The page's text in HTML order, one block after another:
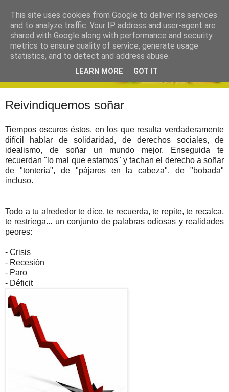
Reivindiquemos soñar
Tiempos oscuros éstos, en los que resulta verdaderamente
difícil hablar de solidaridad, de derechos sociales, de
idealismo, de soñar un mundo mejor. Enseguida te
recuerdan "lo mal que estamos" y tachan el derecho a soñar
de "tontería", de "pájaros en la cabeza", de "bobada"
incluso.
Todo a tu alrededor te dice, te recuerda, te repite, te recalca,
te restriega... un conjunto de palabras odiosas y realidades
peores:
- Crisis
- Recesión
- Paro
- Déficit
This site uses cookies from Google to deliver its services
and to analyze traffic. Your IP address and user-agent are
shared with Google along with performance and security
metrics to ensure quality of service, generate usage
statistics, and to detect and address abuse.
LEARN MORE GOT IT